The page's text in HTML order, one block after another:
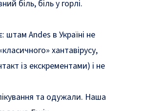
біль, біль у горлі.
штам Andes в Україні не
хантавірусу,
із екскрементами) і не
та одужали. Наша